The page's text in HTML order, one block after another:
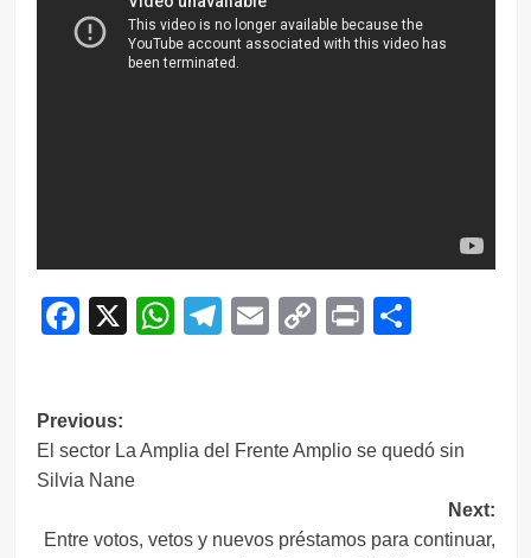
Facebook
X WhatsApp
Telegram
EmailCopy
Print
Navegación
de
Previous:
El sector La Amplia del Frente Amplio se quedó sin
Silvia Nane
Next:
Entre votos, vetos y nuevos préstamos para continuar,